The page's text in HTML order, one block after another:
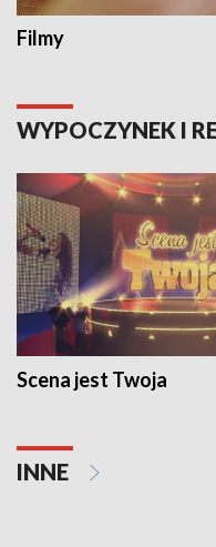
Filmy
WYPOCZYNEK I
Scena jest Twoja
INNE